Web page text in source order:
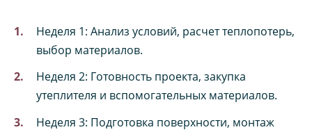
Неделя 1: Анализ условий, расчет теплопотерь,
выбор материалов.
Неделя 2: Готовность проекта, закупка
утеплителя и вспомогательных материалов.
Неделя 3: Подготовка поверхности, монтаж